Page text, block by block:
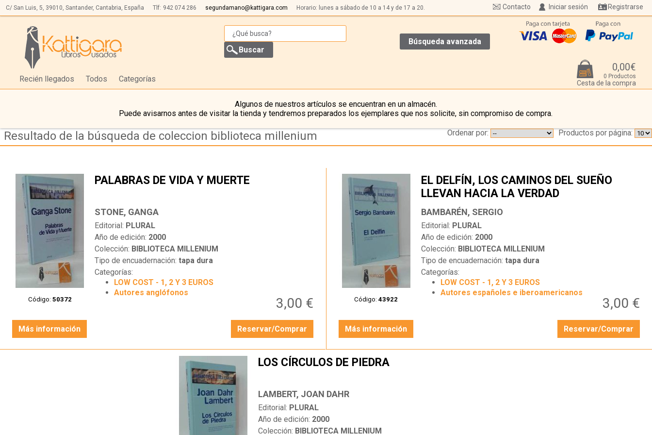
C/ San Luis, 5, 39010, Santander, Cantabria, España Tlf: 942 074 286 segundamano@kattigara.com Horario: lunes a sábado de 10 a 14 y de 17 a 20. Iniciar sesión Registrarse
Contacto
Búsqueda avanzada
Recién llegados Todos Categorías
0,00€
0 Productos
Cesta de la compra
Algunos de nuestros artículos se encuentran en un almacén.
Puede avisarnos antes de visitar la tienda y tendremos preparados los ejemplares que nos solicite, sin compromiso de compra.
Resultado de la búsqueda de coleccion biblioteca millenium Productos por página:
Ordenar por:
Código: 50372
PALABRAS DE VIDA Y MUERTE
STONE, GANGA
Editorial: PLURAL
Año de edición: 2000
Colección: BIBLIOTECA MILLENIUM
Tipo de encuadernación:tapa dura
Categorías:
LOW COST - 1, 2 Y 3 EUROS
Autores anglófonos
3,00 €
Más información Reservar/Comprar
Código:43922
EL DELFÍN, LOS CAMINOS DEL SUEÑO
LLEVAN HACIA LA VERDAD
BAMBARÉN, SERGIO
Editorial: PLURAL
Año de edición: 2000
Colección: BIBLIOTECA MILLENIUM
Tipo de encuadernación: tapa dura
Categorías:
LOW COST - 1, 2 Y 3 EUROS
Autores españoles e iberoamericanos
3,00 €
Más información Reservar/Comprar
LOS CÍRCULOS DE PIEDRA
LAMBERT, JOAN DAHR
Editorial: PLURAL
Año de edición: 2000
Colección: BIBLIOTECA MILLENIUM